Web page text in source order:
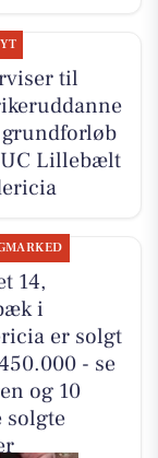
til
Lillebælt
14,
i
er solgt
- se
og 10
solgte